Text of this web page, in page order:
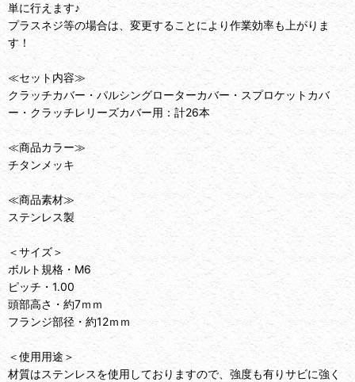
単に行えます♪
プラスネジ等の場合は、変更することにより作業効率も上がりま
す！
≪セット内容≫
クラッチカバー・パルシングローターカバー・スプロケットカバ
ー・クラッチレリーズカバー用：計26本
≪商品カラー≫
チタンメッキ
≪商品素材≫
ステンレス製
＜サイズ＞
ボルト規格・M6
ピッチ・1.00
頭部高さ・約7ｍｍ
フランジ部径・約12ｍｍ
＜使用用途＞
材質はステンレスを使用しておりますので、強度も有りサビに強く